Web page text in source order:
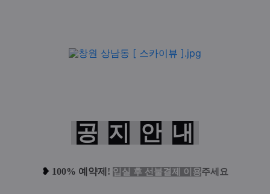
공 지 안 내
❥ 100% 예약제 ! 입실 후 선불결제 이용주세요